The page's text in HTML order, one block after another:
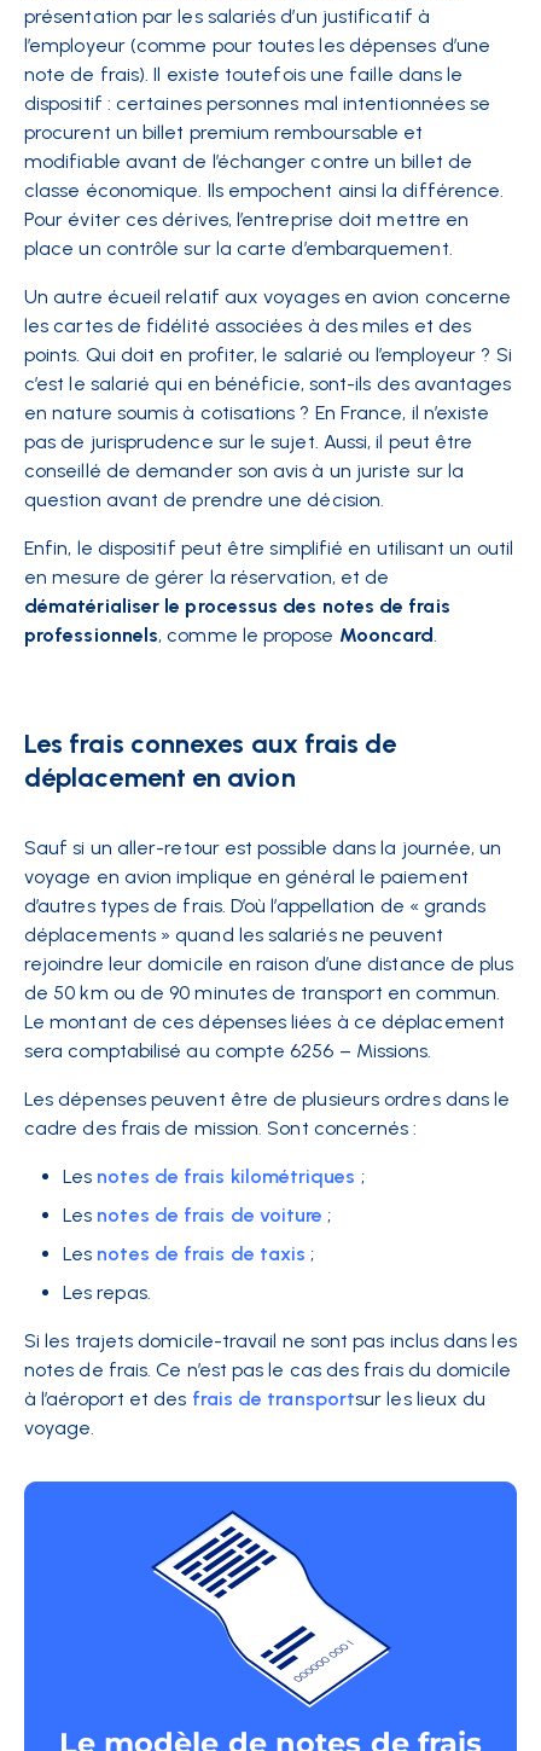
présentation par les salariés d’un justificatif à
l’employeur (comme pour toutes les dépenses d’une
note de frais). Il existe toutefois une faille dans le
dispositif : certaines personnes mal intentionnées se
procurent un billet premium remboursable et
modifiable avant de l’échanger contre un billet de
classe économique. Ils empochent ainsi la différence.
Pour éviter ces dérives, l’entreprise doit mettre en
place un contrôle sur la carte d’embarquement.
Un autre écueil relatif aux voyages en avion concerne
les cartes de fidélité associées à des miles et des
points. Qui doit en profiter, le salarié ou l’employeur ? Si
c’est le salarié qui en bénéficie, sont-ils des avantages
en nature soumis à cotisations ? En France, il n’existe
pas de jurisprudence sur le sujet. Aussi, il peut être
conseillé de demander son avis à un juriste sur la
question avant de prendre une décision.
Enfin, le dispositif peut être simplifié en utilisant un outil
en mesure de gérer la réservation, et de
dématérialiser le processus des notes de frais
professionnels, comme le propose Mooncard.
Les frais connexes aux frais de
déplacement en avion
Sauf si un aller-retour est possible dans la journée, un
voyage en avion implique en général le paiement
d’autres types de frais. D’où l’appellation de « grands
déplacements » quand les salariés ne peuvent
rejoindre leur domicile en raison d’une distance de plus
de 50 km ou de 90 minutes de transport en commun.
Le montant de ces dépenses liées à ce déplacement
sera comptabilisé au compte 6256 – Missions.
Les dépenses peuvent être de plusieurs ordres dans le
cadre des frais de mission. Sont concernés :
Les notes de frais kilométriques ;
Les notes de frais de voiture;
Les notes de frais de taxis ;
Les repas.
Si les trajets domicile-travail ne sont pas inclus dans les
notes de frais. Ce n’est pas le cas des frais du domicile
à l’aéroport et des frais de transportsur les lieux du
voyage.
Le modèle de notes de frais